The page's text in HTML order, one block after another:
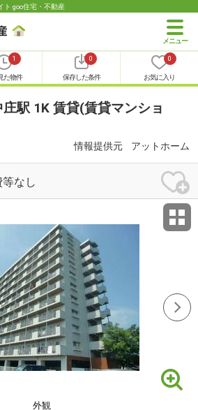
ト goo住宅・不動産
1
た物件
0
保存した条件
0
お気に入り
駅 1K 賃貸(賃貸マンショ
情報提供元 アットホーム
なし
外観